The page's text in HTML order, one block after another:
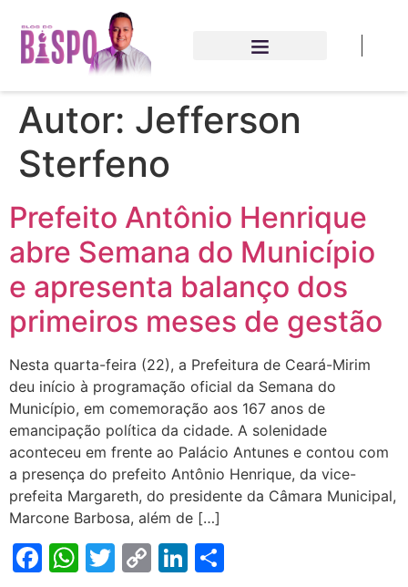
Autor: Jefferson
Sterfeno
Prefeito Antônio Henrique
abre Semana do Município
e apresenta balanço dos
primeiros meses de gestão
Nesta quarta-feira (22), a Prefeitura de Ceará-Mirim
deu início à programação oficial da Semana do
Município, em comemoração aos 167 anos de
emancipação política da cidade. A solenidade
aconteceu em frente ao Palácio Antunes e contou com
a presença do prefeito Antônio Henrique, da vice-
prefeita Margareth, do presidente da Câmara Municipal,
Marcone Barbosa, além de […]
Facebook
WhatsApp
Twitter
CopyLinkedIn